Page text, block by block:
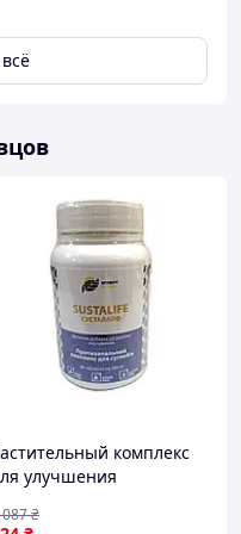
комплекс
улучшения
и костной ткани
₴